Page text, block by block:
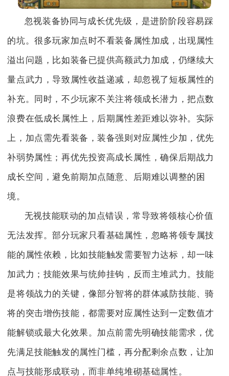
忽视装备协同与成长优先级，是进阶阶段容易踩
的坑。很多玩家加点时不看装备属性加成，出现属性
溢出问题，比如装备已提供高额武力加成，仍继续大
量点武力，导致属性收益递减，却忽视了短板属性的
补充。同时，不少玩家不关注将领成长潜力，把点数
浪费在低成长属性上，后期属性差距难以弥补。实际
上，加点需先看装备，装备强则对应属性少加，优先
补弱势属性；再优先投资高成长属性，确保后期战力
成长空间，避免前期加点随意、后期难以调整的困
境。
无视技能联动的加点错误，常导致将领核心价值
无法发挥。部分玩家只看基础属性，忽略将领专属技
能的属性依赖，比如技能触发需要智力达标，却一味
加武力；技能效果与统帅挂钩，反而主堆武力。技能
是将领战力的关键，像部分智将的群体减防技能、骑
将的突击增伤技能，都需要对应属性达到一定数值才
能解锁或最大化效果。加点前需先明确技能需求，优
先满足技能触发的属性门槛，再分配剩余点数，让加
点与技能形成联动，而非单纯堆砌基础属性。